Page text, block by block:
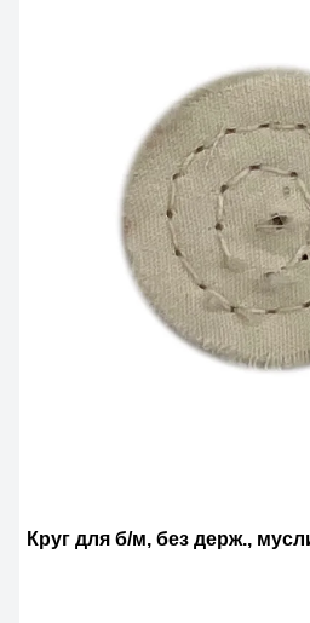
Круг для б/м, без держ.,